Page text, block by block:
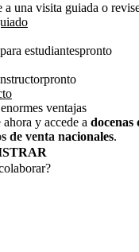
a una visita guiada o
estudiantespronto
pronto
ventajas
ahora y accede a docenas
de venta nacionales.